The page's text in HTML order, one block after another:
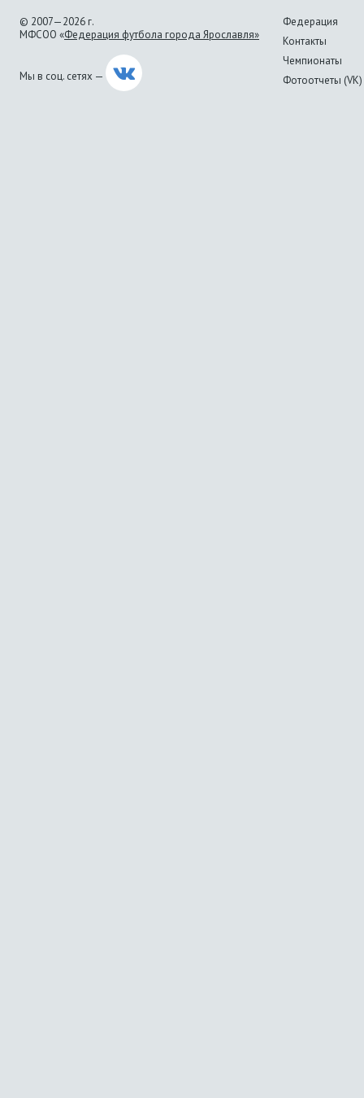
© 2007—2026 г.
МФСОО «Федерация футбола города Ярославля»
Мы в соц. сетях —
Федерация
Контакты
Чемпионаты
Фотоотчеты (VK)